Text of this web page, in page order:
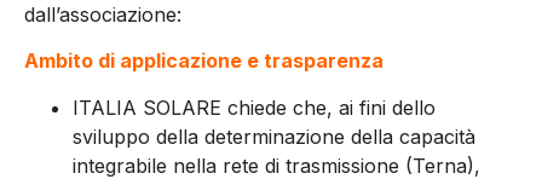
dall’associazione:
Ambito di applicazione e trasparenza
ITALIA SOLARE chiede che, ai fini dello
sviluppo della determinazione della capacità
integrabile nella rete di trasmissione (Terna),